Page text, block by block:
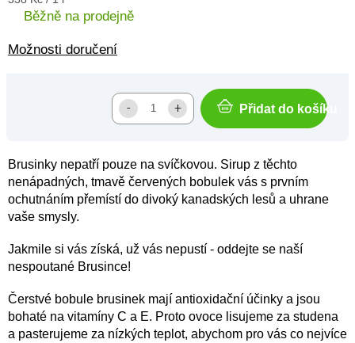
cena:Běžně na prodejně
Možnosti doručení
Přidat do košíku
Brusinky nepatří pouze na svíčkovou. Sirup z těchto
nenápadných, tmavě červených bobulek vás s prvním
ochutnáním přemístí do divoký kanadských lesů a uhrane
vaše smysly.
Jakmile si vás získá, už vás nepustí - oddejte se naší
nespoutané Brusince!
Čerstvé bobule brusinek mají antioxidační účinky a jsou
bohaté na vitamíny C a E. Proto ovoce lisujeme za studena
a pasterujeme za nízkých teplot, abychom pro vás co nejvíce